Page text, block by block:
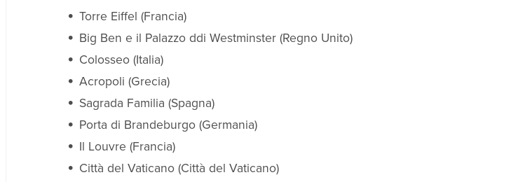
Torre Eiffel (Francia)
Big Ben e il Palazzo ddi Westminster (Regno Unito)
Colosseo (Italia)
Acropoli (Grecia)
Sagrada Familia (Spagna)
Porta di Brandeburgo (Germania)
Il Louvre (Francia)
Città del Vaticano (Città del Vaticano)